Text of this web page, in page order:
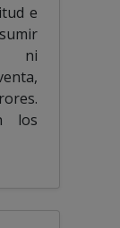
e
ni
los